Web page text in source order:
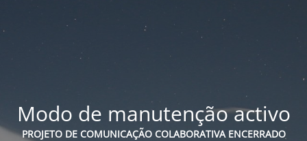
Modo de manutenção activo
PROJETO DE COMUNICAÇÃO COLABORATIVA ENCERRADO